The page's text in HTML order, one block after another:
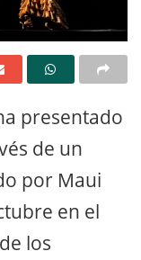
presentado
de un
por Maui
en el
los